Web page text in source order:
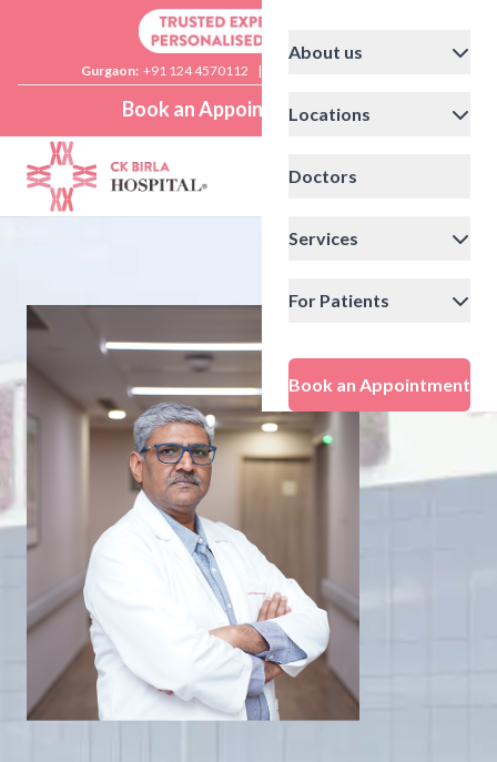
Gurgaon: +91 124 4570112 |
Book an Appointment
About us
Locations
Doctors
Services
For Patients
Book an Appointment